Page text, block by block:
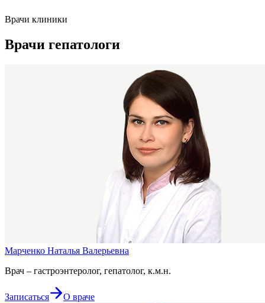
Врачи клиники
Врачи гепатологи
Марченко Наталья Валерьевна
Врач – гастроэнтеролог, гепатолог, к.м.н.
Записаться О враче